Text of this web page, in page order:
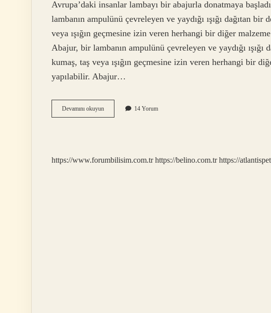
Avrupa’daki insanlar lambayı bir abajurla donatmaya
lambanın ampulünü çevreleyen ve yaydığı ışığı dağıtan
veya ışığın geçmesine izin veren herhangi bir diğer
Abajur, bir lambanın ampulünü çevreleyen ve yaydığı
kumaş, taş veya ışığın geçmesine izin veren herhangi bir
yapılabilir. Abajur…
Devamını okuyunAbajur
Nasıl
14 Yorum
https://www.forumbilisim.com.tr https://belino.com.tr https://